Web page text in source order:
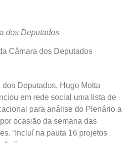
dos Deputados
Câmara dos Deputados
Deputados, Hugo Motta
em rede social uma lista de
para análise do Plenário a
ocasião da semana das
“Incluí na pauta 16 projetos